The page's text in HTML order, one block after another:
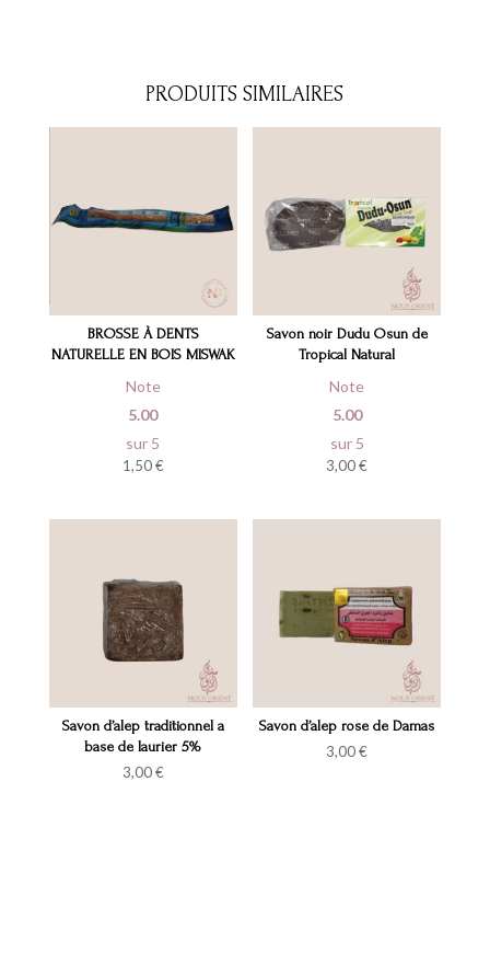
PRODUITS SIMILAIRES
BROSSE À DENTS
NATURELLE EN BOIS MISWAK
Note
5.00
sur 5
1,50€
Savon noir Dudu Osun de
Tropical Natural
Note
5.00
sur 5
3,00€
Savon d’alep traditionnel a
base de laurier 5%
3,00€
Savon d’alep rose de Damas
3,00€